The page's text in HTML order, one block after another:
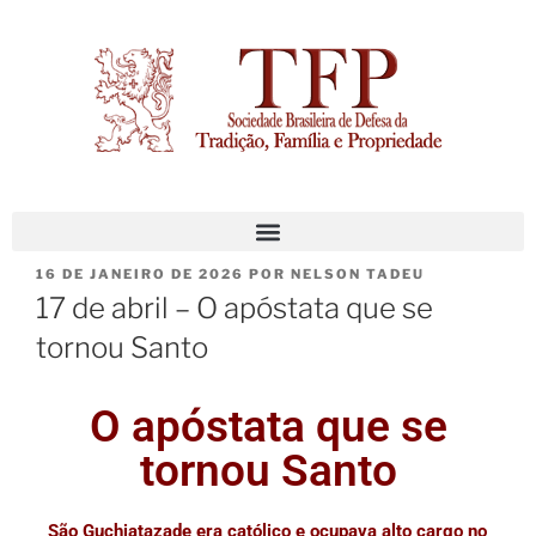
16 DE JANEIRO DE 2026 POR NELSON TADEU
17 de abril – O apóstata que se
tornou Santo
O apóstata que se
tornou Santo
São Guchiatazade era católico e ocupava alto cargo no